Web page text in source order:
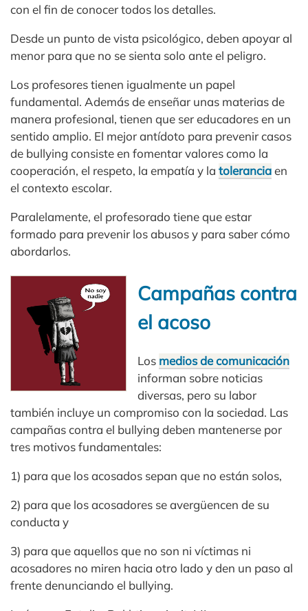
con el fin de conocer todos los detalles.
Desde un punto de vista psicológico, deben apoyar al
menor para que no se sienta solo ante el peligro.
Los profesores tienen igualmente un papel
fundamental. Además de enseñar unas materias de
manera profesional, tienen que ser educadores en un
sentido amplio. El mejor antídoto para prevenir casos
de bullying consiste en fomentar valores como la
cooperación, el respeto, la empatía y la toleranciaen
el contexto escolar.
Paralelamente, el profesorado tiene que estar
formado para prevenir los abusos y para saber cómo
abordarlos.
Campañas contra
el acoso
Los medios de comunicación
informan sobre noticias
diversas, pero su labor
también incluye un compromiso con la sociedad. Las
campañas contra el bullying deben mantenerse por
tres motivos fundamentales:
1) para que los acosados sepan que no están solos,
2) para que los acosadores se avergüencen de su
conducta y
3) para que aquellos que no son ni víctimas ni
acosadores no miren hacia otro lado y den un paso al
frente denunciando el bullying.